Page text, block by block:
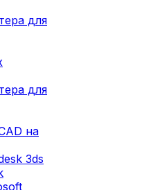
для
для
на
3ds